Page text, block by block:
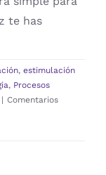
te has
, estimulación
, Procesos
| Comentarios